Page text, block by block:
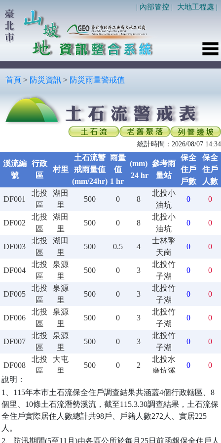
| 內部管控 | 大地工程處 |
首頁 > 防災資訊 > 防災雨量警戒值
統計時間：2026/08/07 14:34
溪流編
號
行政
區
村里
土石流警
戒雨量值
(mm/24hr)
雨量
值
1 hr
(mm)
24 hr
參考雨
量站
保全
住戶
戶數
保全
住戶
人數
DF001
北投
區
湖田
里
500 0 8
北投小
油坑
0 0
DF002
北投
區
湖田
里
500 0 8
北投小
油坑
0 0
DF003
北投
區
湖田
里
500 0.5 4
士林擎
天崗
0 0
DF004
北投
區
泉源
里
500 0 3
北投竹
子湖
0 0
DF005
北投
區
泉源
里
500 0 3
北投竹
子湖
0 0
DF006
北投
區
泉源
里
500 0 3
北投竹
子湖
0 0
DF007
北投
區
泉源
里
500 0 3
北投竹
子湖
0 0
DF008
北投
區
大屯
里
500 0 2
北投水
磨坑溪
0 0
DF009
區
里
500 0 1.5
子坑
0 0
DF010
北投
區
秀山
里
500 1.5
北投貴
子坑
0
DF011 500 0 2 22 69
說明：
1、115年本市土石流保全住戶調查結果共涵蓋4個行政轄區、8
個里、10條土石流潛勢溪流，截至115.3.30調查結果，土石流保
全住戶實際居住人數總計共98戶、戶籍人數272人、實居225
人。
2、防汛期間(5至11月)由各區公所於每月25日前函報保全住戶人